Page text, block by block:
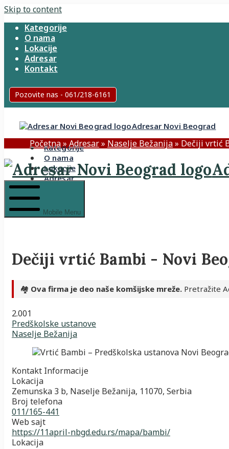
Skip to content
Kategorije
O nama
Lokacije
Adresar
Kontakt
Pozovite nas - 061/218-6161
Adresar Novi Beograd
Kategorije
O nama
Lokacije
Adresar
Početna» Adresar» Naselje Bežanija» Dečiji vrtić
Mobile Menu
Dečiji vrtić Bambi - Novi
🏘️ Ova firma je deo naše komšijske mreže. Pretražite
2.001
Predškolske ustanove
Naselje Bežanija
Kontakt Informacije
Lokacija
Zemunska 3 b, Naselje Bežanija, 11070, Serbia
Broj telefona
011/165-441
Web sajt
https://11april-nbgd.edu.rs/mapa/bambi/
Lokacija